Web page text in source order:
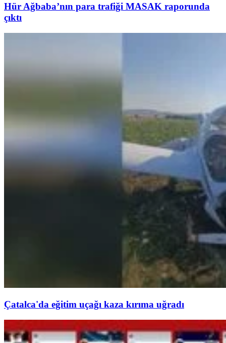
Hür Ağbaba’nın para trafiği MASAK raporunda
çıktı
Çatalca'da eğitim uçağı kaza kırıma uğradı